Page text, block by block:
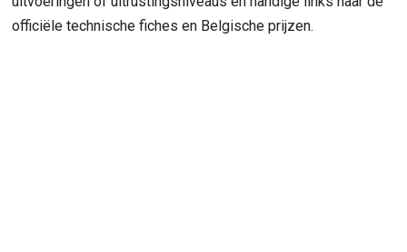
officiële technische fiches en Belgische prijzen.